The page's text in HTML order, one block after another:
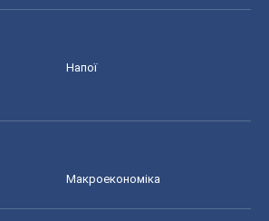
Напої
Макроекономіка